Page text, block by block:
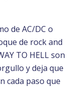
de AC/DC o
de rock and
TO HELL son
y deja que
cada paso que